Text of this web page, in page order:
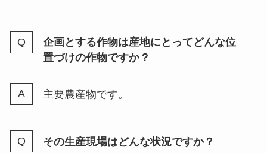
企画とする作物は産地にとってどんな位
置づけの作物ですか？
主要農産物です。
その生産現場はどんな状況ですか？